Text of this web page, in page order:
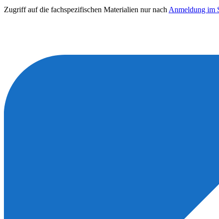
Zugriff auf die fachspezifischen Materialien nur nach Anmeldung im